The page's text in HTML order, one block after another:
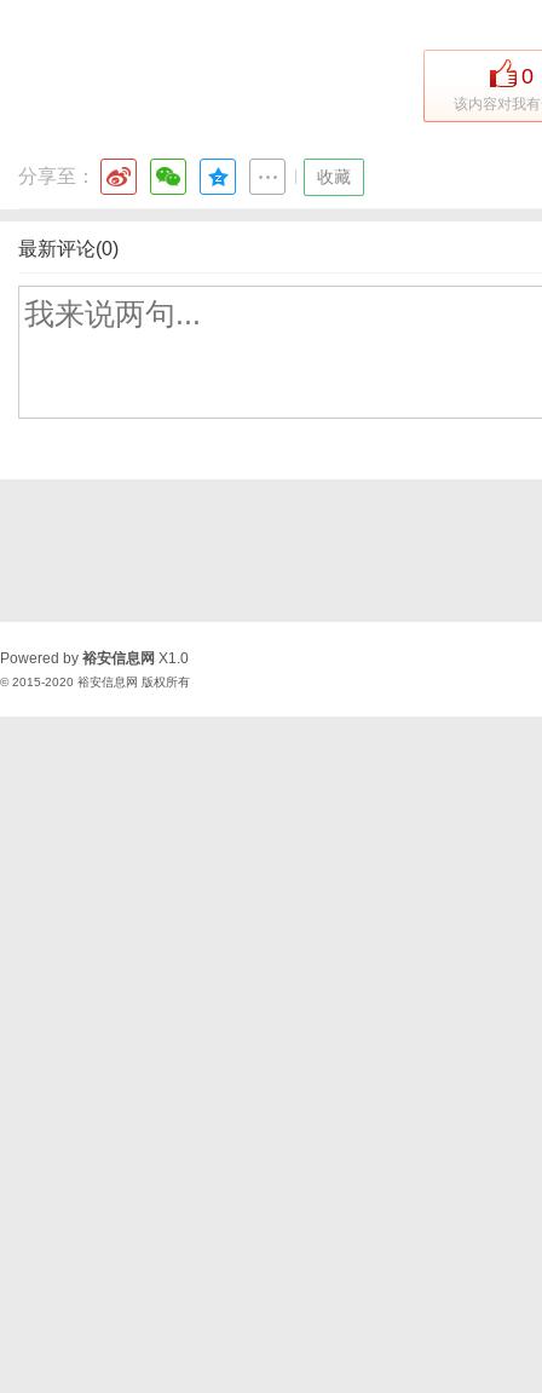
0
该内容对我
分享至： 收藏
最新评论(0)
Powered by 裕安信息网 X1.0
© 2015-2020 裕安信息网 版权所有